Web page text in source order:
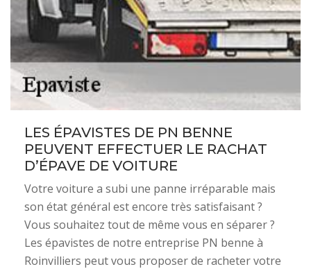
LES ÉPAVISTES DE PN BENNE
PEUVENT EFFECTUER LE RACHAT
D’ÉPAVE DE VOITURE
Votre voiture a subi une panne irréparable mais
son état général est encore très satisfaisant ?
Vous souhaitez tout de même vous en séparer ?
Les épavistes de notre entreprise PN benne à
Roinvilliers peut vous proposer de racheter votre